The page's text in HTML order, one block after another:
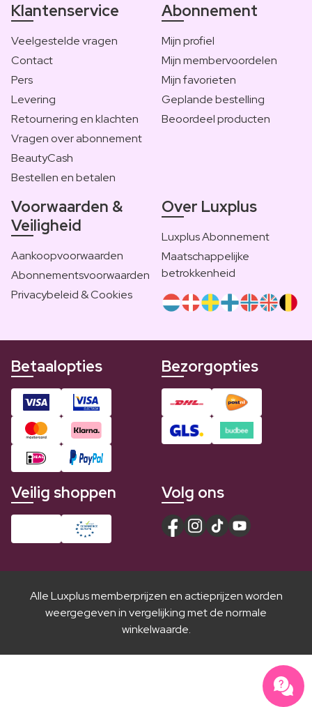
Klantenservice
Veelgestelde vragen
Contact
Pers
Levering
Retournering en klachten
Vragen over abonnement
BeautyCash
Bestellen en betalen
Abonnement
Mijn profiel
Mijn membervoordelen
Mijn favorieten
Geplande bestelling
Beoordeel producten
Voorwaarden &
Veiligheid
Aankoopvoorwaarden
Abonnementsvoorwaarden
Privacybeleid & Cookies
Over Luxplus
Luxplus Abonnement
Maatschappelijke
betrokkenheid
Betaalopties Bezorgopties
Veilig shoppen Volg ons
Alle Luxplus memberprijzen en actieprijzen worden
weergegeven in vergelijking met de normale
winkelwaarde.